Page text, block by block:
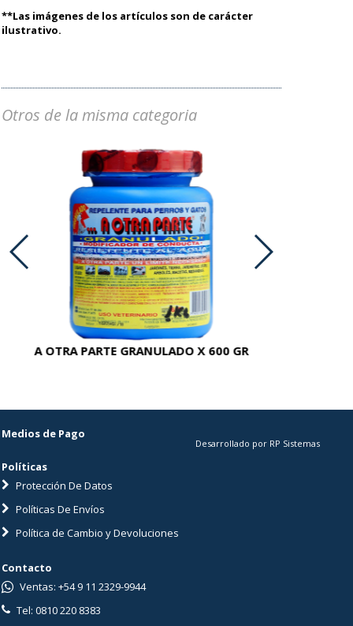
**Las imágenes de los artículos son de carácter
ilustrativo.
Otros de la misma categoria
A OTRA PARTE GRANULADO X 600 GR
Medios de Pago
Políticas
Protección De Datos
Políticas De Envíos
Política de Cambio y Devoluciones
Desarrollado por RP Sistemas
Contacto
Ventas: +54 9 11 2329-9944
Tel: 0810 220 8383